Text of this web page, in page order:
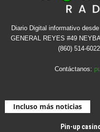
Diario Digital informativo
GENERAL REYES #49
(860) 514-
Contáctanos:
Incluso más noticias
Pin-up